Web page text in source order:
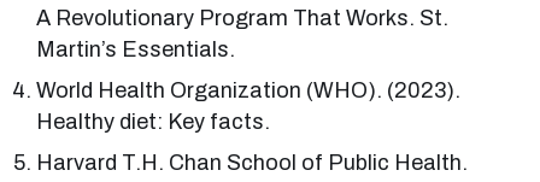
A Revolutionary Program That Works. St.
Martin’s Essentials.
World Health Organization (WHO). (2023).
Healthy diet: Key facts.
Harvard T.H. Chan School of Public Health.